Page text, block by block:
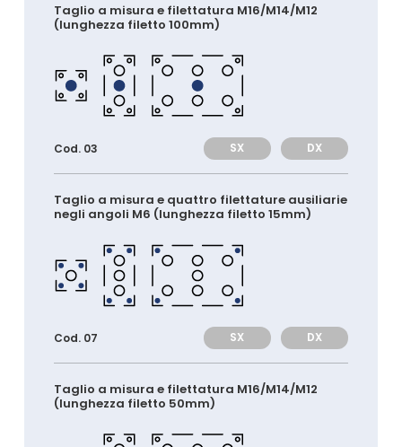
Taglio a misura e filettatura M16/M14/M12
(lunghezza filetto 100mm)
Cod. 03 SX DX
Taglio a misura e quattro filettature ausiliarie
negli angoli M6 (lunghezza filetto 15mm)
Cod. 07 SX DX
Taglio a misura e filettatura M16/M14/M12
(lunghezza filetto 50mm)